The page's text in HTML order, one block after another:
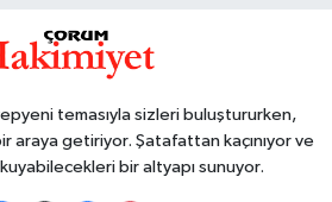
temasıyla sizleri buluştururken,
araya getiriyor. Şatafattan kaçınıyor ve
bir altyapı sunuyor.